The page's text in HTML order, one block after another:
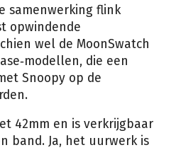
samenwerking flink
opwindende
wel de MoonSwatch
die een
Snoopy op de
42mm en is verkrijgbaar
band. Ja, het uurwerk is